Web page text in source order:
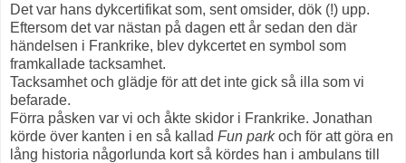
Det var hans dykcertifikat som, sent omsider, dök (!) upp.
Eftersom det var nästan på dagen ett år sedan den där
händelsen i Frankrike, blev dykcertet en symbol som
framkallade tacksamhet.
Tacksamhet och glädje för att det inte gick så illa som vi
befarade.
Förra påsken var vi och åkte skidor i Frankrike. Jonathan
körde över kanten i en så kallad Fun parkoch för att göra en
lång historia någorlunda kort så kördes han i ambulans till